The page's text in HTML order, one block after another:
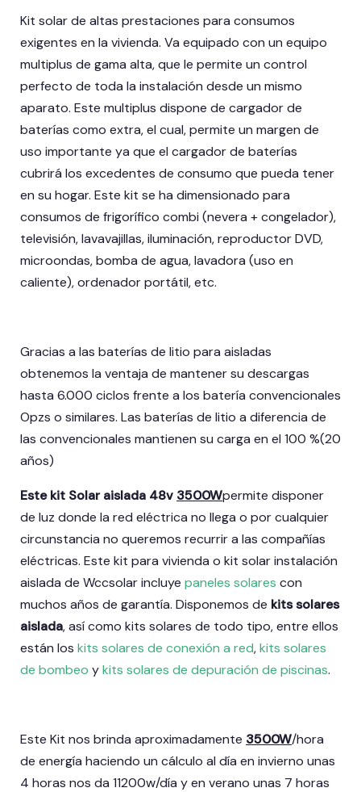
Kit solar de altas prestaciones para consumos
exigentes en la vivienda. Va equipado con un equipo
multiplus de gama alta, que le permite un control
perfecto de toda la instalación desde un mismo
aparato. Este multiplus dispone de cargador de
baterías como extra, el cual, permite un margen de
uso importante ya que el cargador de baterías
cubrirá los excedentes de consumo que pueda tener
en su hogar. Este kit se ha dimensionado para
consumos de frigorífico combi (nevera + congelador),
televisión, lavavajillas, iluminación, reproductor DVD,
microondas, bomba de agua, lavadora (uso en
caliente), ordenador portátil, etc.
Gracias a las baterías de litio para aisladas
obtenemos la ventaja de mantener su descargas
hasta 6.000 ciclos frente a los batería convencionales
Opzs o similares. Las baterías de litio a diferencia de
las convencionales mantienen su carga en el 100 %(20
años)
Este kit Solar aislada 48v 3500Wpermite disponer
de luz donde la red eléctrica no llega o por cualquier
circunstancia no queremos recurrir a las compañías
eléctricas. Este kit para vivienda o kit solar instalación
aislada de Wccsolar incluye paneles solares con
muchos años de garantía. Disponemos de kits solares
aislada, así como kits solares de todo tipo, entre ellos
están los kits solares de conexión a red,kits solares
de bombeo ykits solares de depuración de piscinas.
Este Kit nos brinda aproximadamente 3500W/hora
de energía haciendo un cálculo al día en invierno unas
4 horas nos da 11200w/día y en verano unas 7 horas